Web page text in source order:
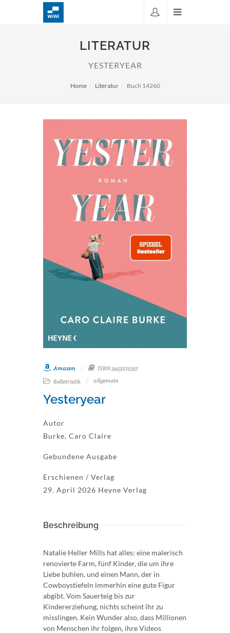
LITERATUR
YESTERYEAR
Home Literatur Buch 14260
Amazon
ISBN 3453275357
Belletristik
allgemein
Yesteryear
Autor
Burke, Caro Claire
Gebundene Ausgabe
Erschienen / Verlag
29. April 2026 Heyne Verlag
Beschreibung
Natalie Heller Mills hat alles: eine malerisch
renovierte Farm, fünf Kinder, die um ihre
Liebe buhlen, und einen Mann, der in
Cowboystiefeln immerhin eine gute Figur
abgibt. Vom Sauerteig bis zur
Kindererziehung, nichts scheint ihr zu
misslingen. Kein Wunder also, dass Millionen
von Menschen ihr folgen, ihre Videos